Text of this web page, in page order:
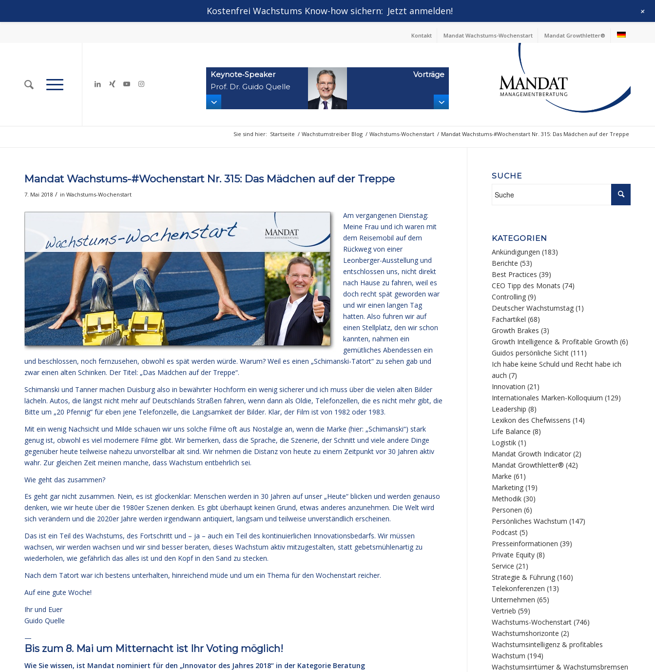
Kontakt Mandat Wachstums-Wochenstart Mandat Growthletter®
Keynote‑Speaker
Prof. Dr. Guido Quelle
Vorträge
Sie sind hier: Startseite / Wachstumstreiber Blog / Wachstums-Wochenstart / Mandat Wachstums-#Wochenstart Nr. 315: Das Mädchen auf der Treppe
Mandat Wachstums-#Wochenstart Nr. 315: Das Mädchen auf der Treppe
7. Mai 2018 / in Wachstums-Wochenstart
Am vergangenen Dienstag:
Meine Frau und ich waren mit
dem Reisemobil auf dem
Rückweg von einer
Leonberger-Ausstellung und
entschlossen uns, nicht direkt
nach Hause zu fahren, weil es
doch recht spät geworden war
und wir einen langen Tag
hatten. Also fuhren wir auf
einen Stellplatz, den wir schon
kannten, nahmen ein
gemütliches Abendessen ein
und beschlossen, noch fernzusehen, obwohl es spät werden würde. Warum? Weil es einen „Schimanski-Tatort“ zu sehen gab und
zwar einen alten Schinken. Der Titel: „Das Mädchen auf der Treppe“.
Schimanski und Tanner machen Duisburg also in bewährter Hochform ein wenig sicherer und ich muss über die vielen alten Bilder
lächeln. Autos, die längst nicht mehr auf Deutschlands Straßen fahren, wenn dann als Oldie, Telefonzellen, die es nicht mehr gibt, die
Bitte um „20 Pfennig“ für eben jene Telefonzelle, die Langsamkeit der Bilder. Klar, der Film ist von 1982 oder 1983.
Mit ein wenig Nachsicht und Milde schauen wir uns solche Filme oft aus Nostalgie an, wenn die Marke (hier: „Schimanski“) stark
genug ist, obwohl es viel modernere Filme gibt. Wir bemerken, dass die Sprache, die Szenerie, der Schnitt und viele andere Dinge
gegenüber heute teilweise nahezu unvorstellbar alt sind. Wir nehmen die Distanz von heute zu einem Zeitpunkt vor 30 Jahren aktiv
wahr. Zur gleichen Zeit meinen manche, dass Wachstum entbehrlich sei.
Wie geht das zusammen?
Es geht gar nicht zusammen. Nein, es ist glockenklar: Menschen werden in 30 Jahren auf unser „Heute“ blicken und werden genauso
denken, wie wir heute über die 1980er Szenen denken. Es gibt überhaupt keinen Grund, etwas anderes anzunehmen. Die Welt wird
sich verändern und die 2020er Jahre werden irgendwann antiquiert, langsam und teilweise unverständlich erscheinen.
Das ist ein Teil des Wachstums, des Fortschritt und – ja – auch ein Teil des kontinuierlichen Innovationsbedarfs. Wir müssen
wachsen, wir werden wachsen und wir sind besser beraten, dieses Wachstum aktiv mitzugestalten, statt gebetsmühlenartig zu
wiederholen, wie gefährlich das alles ist und den Kopf in den Sand zu stecken.
Nach dem Tatort war ich bestens unterhalten, hinreichend müde und um ein Thema für den Wochenstart reicher.
Auf eine gute Woche!
Ihr und Euer
Guido Quelle
—
Bis zum 8. Mai um Mitternacht ist Ihr Voting möglich!
Wie Sie wissen, ist Mandat nominiert für den „Innovator des Jahres 2018“ in der Kategorie Beratung
SUCHE
KATEGORIEN
Ankündigungen (183)
Berichte (53)
Best Practices (39)
CEO Tipp des Monats (74)
Controlling (9)
Deutscher Wachstumstag (1)
Fachartikel (68)
Growth Brakes (3)
Growth Intelligence & Profitable Growth (6)
Guidos persönliche Sicht (111)
Ich habe keine Schuld und Recht habe ich
auch (7)
Innovation (21)
Internationales Marken-Kolloquium (129)
Leadership (8)
Lexikon des Chefwissens (14)
Life Balance (8)
Logistik (1)
Mandat Growth Indicator (2)
Mandat Growthletter® (42)
Marke (61)
Marketing (19)
Methodik (30)
Personen (6)
Persönliches Wachstum (147)
Podcast (5)
Presseinformationen (39)
Private Equity (8)
Service (21)
Strategie & Führung (160)
Telekonferenzen (13)
Unternehmen (65)
Vertrieb (59)
Wachstums-Wochenstart (746)
Wachstumshorizonte (2)
Wachstumsintelligenz & profitables
Wachstum (194)
Wachstumsirrtümer & Wachstumsbremsen
Kostenfrei Wachstums Know-how sichern: Jetzt anmelden! +